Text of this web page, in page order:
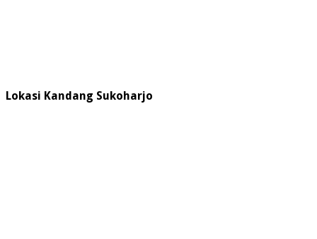
Lokasi Kandang Sukoharjo